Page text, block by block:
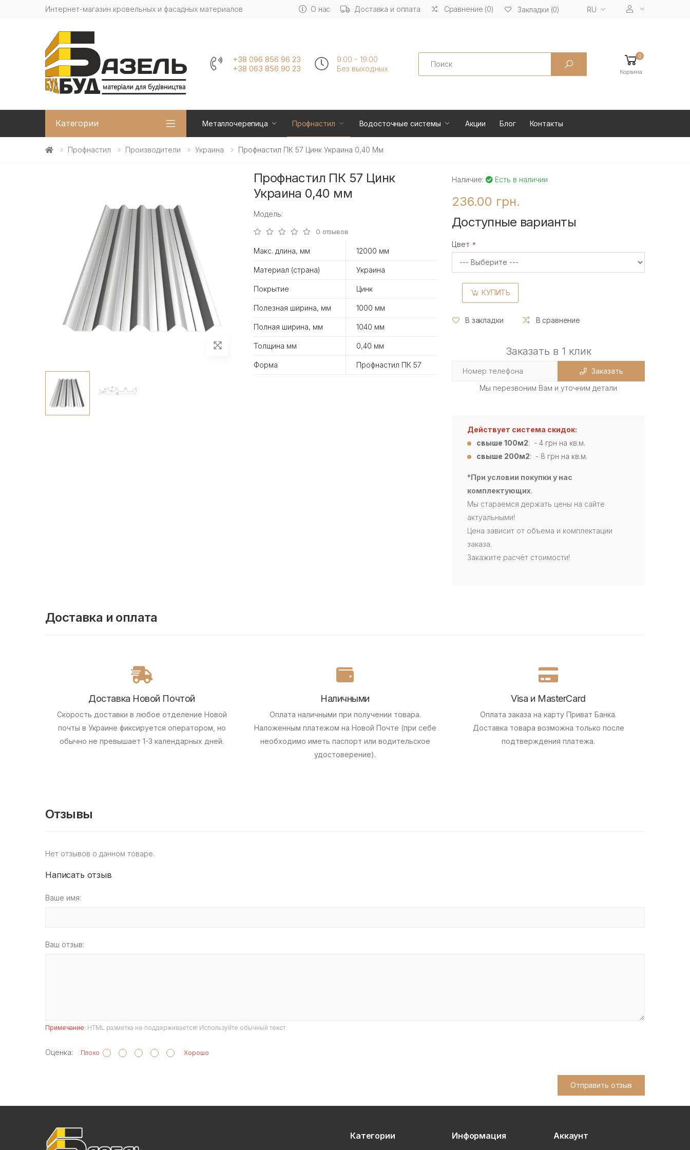
Интернет-магазин кровельных и фасадных материалов О нас Доставка и оплата Сравнение (0) Закладки (0) RU
+38 096 856 96 23
+38 063 856 90 23
9:00 - 19:00
Без выходных
Search 0
Корзина
Категории Металлочерепица Профнастил Водосточные системы Акции Блог Контакты
Профнастил Производители Украина Профнастил ПК 57 Цинк Украина 0,40 Мм
Профнастил ПК 57 Цинк
Украина 0,40 мм
Модель:
0 отзывов
Макс. длина, мм 12000 мм
Материал (страна) Украина
Покрытие Цинк
Полезная ширина, мм 1000 мм
Полная ширина, мм 1040 мм
Толщина мм 0,40 мм
Форма Профнастил ПК 57
Наличие: Есть в наличии
236.00 грн.
Доступные варианты
Цвет
КУПИТЬ
В закладки В сравнение
Заказать в 1 клик
Заказать
Мы перезвоним Вам и уточним детали
Действует система скидок:
свыше 100м2: - 4 грн на кв.м.
свыше 200м2: - 8 грн на кв.м.
*При условии покупки у нас
комплектующих.
Мы стараемся держать цены на сайте
актуальными!
Цена зависит от объема и комплектации
заказа.
Закажите расчёт стоимости!
Доставка и оплата
Доставка Новой Почтой
Скорость доставки в любое отделение Новой
почты в Украине фиксируется оператором, но
обычно не превышает 1-3 календарных дней.
Наличными
Оплата наличными при получении товара.
Наложенным платежом на Новой Почте (при себе
необходимо иметь паспорт или водительское
удостоверение).
Visa и MasterCard
Оплата заказа на карту Приват Банка.
Доставка товара возможна только после
подтверждения платежа.
Отзывы
Нет отзывов о данном товаре.
Написать отзыв
Ваше имя:
Ваш отзыв:
Примечание: HTML разметка не поддерживается! Используйте обычный текст.
Оценка: Плохо Хорошо
Отправить отзыв
Категории Информация Аккаунт